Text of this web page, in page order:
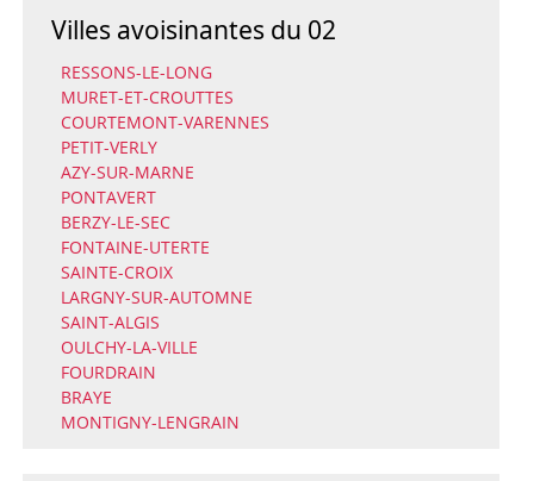
Villes avoisinantes du 02
RESSONS-LE-LONG
MURET-ET-CROUTTES
COURTEMONT-VARENNES
PETIT-VERLY
AZY-SUR-MARNE
PONTAVERT
BERZY-LE-SEC
FONTAINE-UTERTE
SAINTE-CROIX
LARGNY-SUR-AUTOMNE
SAINT-ALGIS
OULCHY-LA-VILLE
FOURDRAIN
BRAYE
MONTIGNY-LENGRAIN